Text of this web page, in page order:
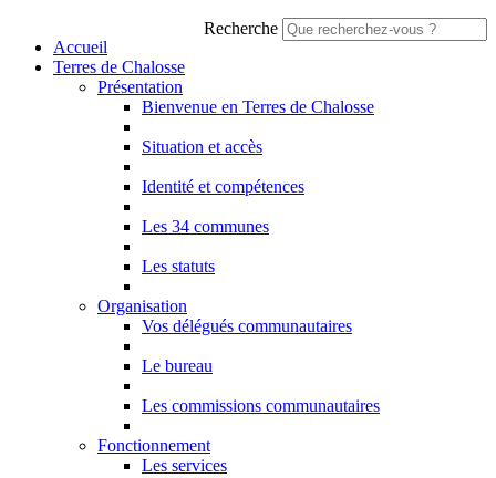
Recherche
Accueil
Terres de Chalosse
Présentation
Bienvenue en Terres de Chalosse
Situation et accès
Identité et compétences
Les 34 communes
Les statuts
Organisation
Vos délégués communautaires
Le bureau
Les commissions communautaires
Fonctionnement
Les services